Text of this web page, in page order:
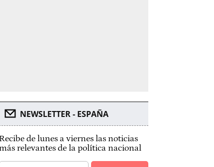
NEWSLETTER - ESPAÑA
Recibe de lunes a viernes las noticias
más relevantes de la política nacional